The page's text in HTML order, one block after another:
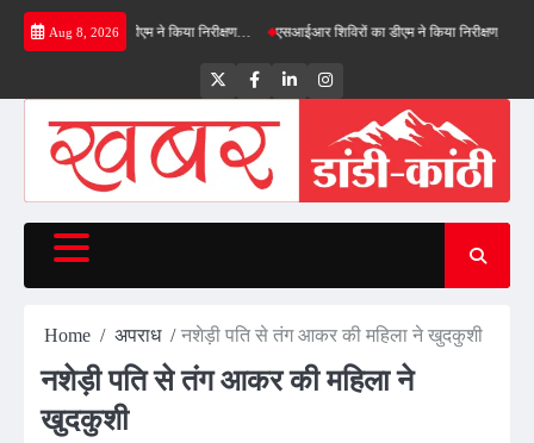
Skip
Aug 8, 2026
बाईपास का डीएम ने किया निरीक्षण… एसआईआर शिविरों का डीएम ने किया निरीक्षण, बोले—कोई
TwitterFacebookLinkedInInstagram
Home अपराध नशेड़ी पति से तंग आकर की महिला ने खुदकुशी
नशेड़ी पति से तंग आकर की महिला ने
खुदकुशी